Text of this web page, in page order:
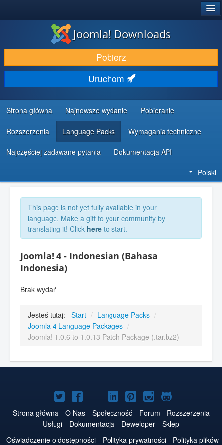
DODATKI I ROZSZERZENIA
ODKRYJ & POZNAJ
SPOŁECZNOŚĆ & WSPARCIE
ZASOBY DLA PROGRAMISTÓW
Joomla! Downloads
Pobierz
Uruchom
Strona główna Najnowsze wydanie Pobieranie
Rozszerzenia Language Packs Wymagania techniczne
Najczęściej zadawane pytania Dokumentacja API
Polski
This page is not yet fully available in your
language. Make a gift to your community by
translating it! Click here to start.
Joomla! 4 - Indonesian (Bahasa
Indonesia)
Brak wydań
Jesteś tutaj: Start / Language Packs /
Joomla 4 Language Packages /
Joomla! 1.0.6 to 1.0.13 Patch Package (.tar.bz2)
Joomla!
na
Twitterze
Joomla!
na
Facebooku
Joomla!
na
YouTube
Joomla!
na
LinkedIn
Joomla!
w
serwisie
Joomla!
na
Instagramie
Joomla!
na
GitHubie
Strona główna O Nas Społeczność Forum
Rozszerzenia
Usługi
Dokumentacja Deweloper
Sklep
Oświadczenie o dostępności
Polityka prywatności Polityka plików